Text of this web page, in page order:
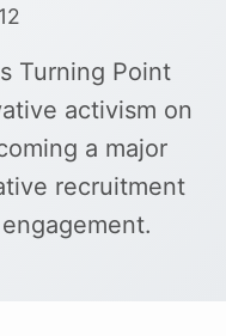
Turning Point
activism on
a major
recruitment